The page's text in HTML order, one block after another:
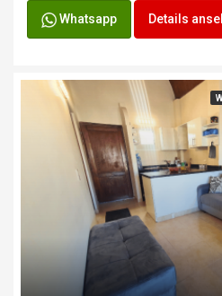
Whatsapp Details